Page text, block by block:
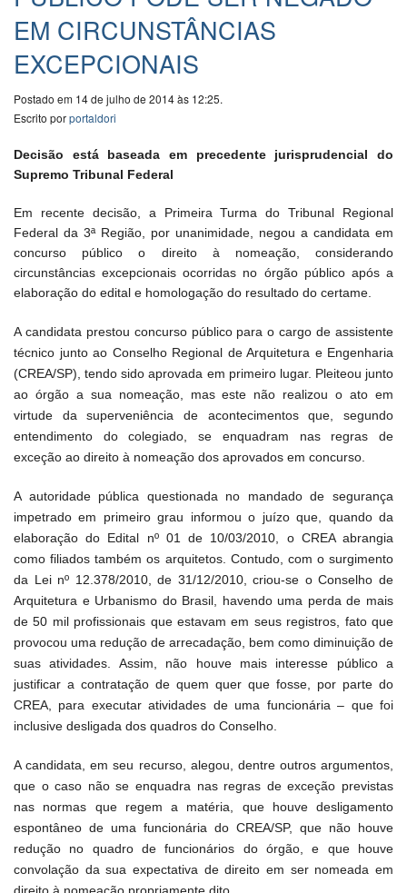
EM CIRCUNSTÂNCIAS
EXCEPCIONAIS
Postado em 14 de julho de 2014 às 12:25.
Escrito porportaldori
Decisão está baseada em precedente jurisprudencial do
Supremo Tribunal Federal
Em recente decisão, a Primeira Turma do Tribunal Regional
Federal da 3ª Região, por unanimidade, negou a candidata em
concurso público o direito à nomeação, considerando
circunstâncias excepcionais ocorridas no órgão público após a
elaboração do edital e homologação do resultado do certame.
A candidata prestou concurso público para o cargo de assistente
técnico junto ao Conselho Regional de Arquitetura e Engenharia
(CREA/SP), tendo sido aprovada em primeiro lugar. Pleiteou junto
ao órgão a sua nomeação, mas este não realizou o ato em
virtude da superveniência de acontecimentos que, segundo
entendimento do colegiado, se enquadram nas regras de
exceção ao direito à nomeação dos aprovados em concurso.
A autoridade pública questionada no mandado de segurança
impetrado em primeiro grau informou o juízo que, quando da
elaboração do Edital nº 01 de 10/03/2010, o CREA abrangia
como filiados também os arquitetos. Contudo, com o surgimento
da Lei nº 12.378/2010, de 31/12/2010, criou-se o Conselho de
Arquitetura e Urbanismo do Brasil, havendo uma perda de mais
de 50 mil profissionais que estavam em seus registros, fato que
provocou uma redução de arrecadação, bem como diminuição de
suas atividades. Assim, não houve mais interesse público a
justificar a contratação de quem quer que fosse, por parte do
CREA, para executar atividades de uma funcionária – que foi
inclusive desligada dos quadros do Conselho.
A candidata, em seu recurso, alegou, dentre outros argumentos,
que o caso não se enquadra nas regras de exceção previstas
nas normas que regem a matéria, que houve desligamento
espontâneo de uma funcionária do CREA/SP, que não houve
redução no quadro de funcionários do órgão, e que houve
convolação da sua expectativa de direito em ser nomeada em